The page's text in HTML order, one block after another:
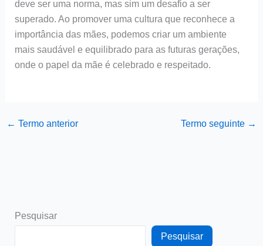
deve ser uma norma, mas sim um desafio a ser
superado. Ao promover uma cultura que reconhece a
importância das mães, podemos criar um ambiente
mais saudável e equilibrado para as futuras gerações,
onde o papel da mãe é celebrado e respeitado.
← Termo anterior Termo seguinte →
Pesquisar
Pesquisar